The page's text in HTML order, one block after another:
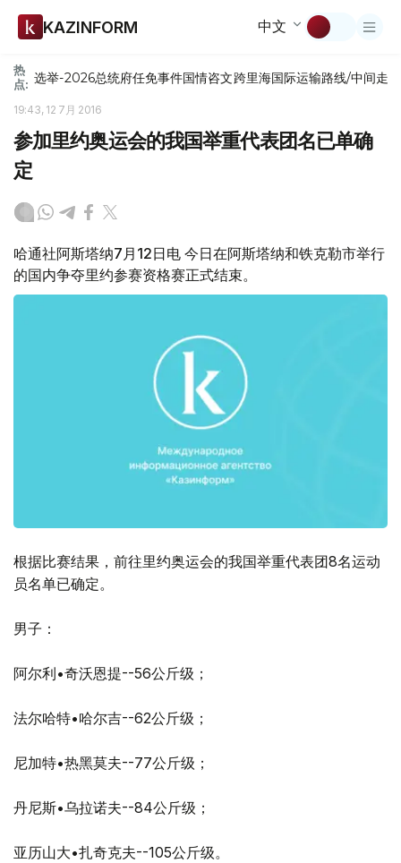
KAZINFORM 中文
热
点: 选举-2026总统府任免事件国情咨文跨里海国际运输路线/中间走廊
19:43, 12 7月 2016
参加里约奥运会的我国举重代表团名已单确
定
哈通社阿斯塔纳7月12日电 今日在阿斯塔纳和铁克勒市举行
的国内争夺里约参赛资格赛正式结束。
根据比赛结果，前往里约奥运会的我国举重代表团8名运动
员名单已确定。
男子：
阿尔利•奇沃恩提--56公斤级；
法尔哈特•哈尔吉--62公斤级；
尼加特•热黑莫夫--77公斤级；
丹尼斯•乌拉诺夫--84公斤级；
亚历山大•扎奇克夫--105公斤级。